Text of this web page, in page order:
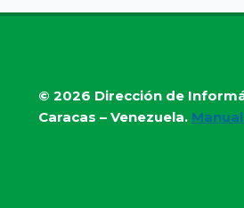
© 2026 Dirección de
Caracas – Venezuela.